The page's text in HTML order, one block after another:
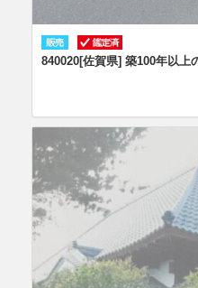
840020[佐賀県] 築100年以上